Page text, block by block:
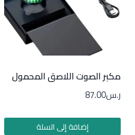
مكبر الصوت اللاصق المحمول
ر.س87.00
إضافة إلى السلة